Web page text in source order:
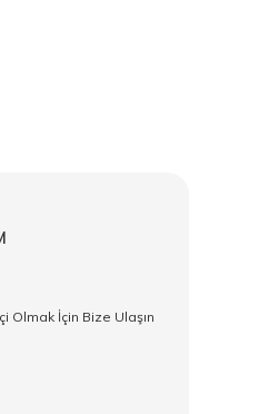
Olmak İçin Bize Ulaşın